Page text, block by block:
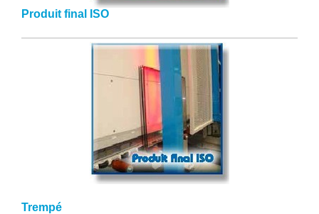
Produit final ISO
Trempé